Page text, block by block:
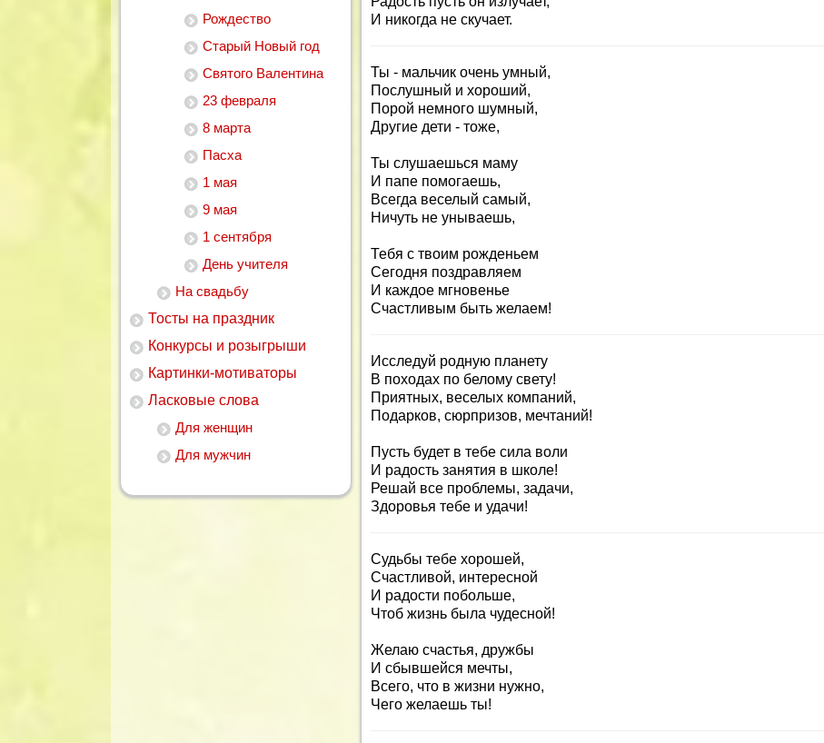
Рождество
Старый Новый год
Святого Валентина
23 февраля
8 марта
Пасха
1 мая
9 мая
1 сентября
День учителя
На свадьбу
Тосты на праздник
Конкурсы и розыгрыши
Картинки-мотиваторы
Ласковые слова
Для женщин
Для мужчин
И никогда не скучает.
Ты - мальчик очень умный,
Послушный и хороший,
Порой немного шумный,
Другие дети - тоже,
Ты слушаешься маму
И папе помогаешь,
Всегда веселый самый,
Ничуть не унываешь,
Тебя с твоим рожденьем
Сегодня поздравляем
И каждое мгновенье
Счастливым быть желаем!
Исследуй родную планету
В походах по белому свету!
Приятных, веселых компаний,
Подарков, сюрпризов, мечтаний!
Пусть будет в тебе сила воли
И радость занятия в школе!
Решай все проблемы, задачи,
Здоровья тебе и удачи!
Судьбы тебе хорошей,
Счастливой, интересной
И радости побольше,
Чтоб жизнь была чудесной!
Желаю счастья, дружбы
И сбывшейся мечты,
Всего, что в жизни нужно,
Чего желаешь ты!